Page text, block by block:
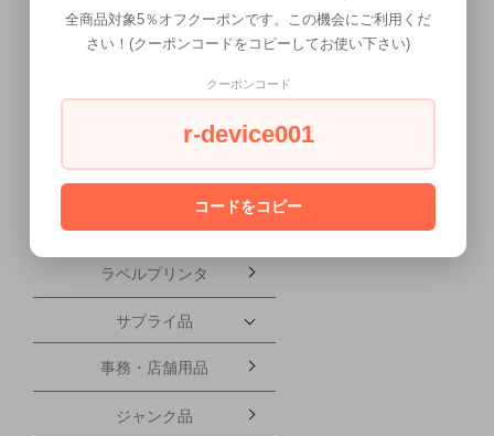
ドットプリンタ
スキャナ
FAX
プリンタパーツ
ラベルプリンタ
サプライ品
事務・店舗用品
ジャンク品
全商品対象5％オフクーポンです。この機会にご利用くだ
さい！(クーポンコードをコピーしてお使い下さい)
クーポンコード
r-device001
コードをコピー